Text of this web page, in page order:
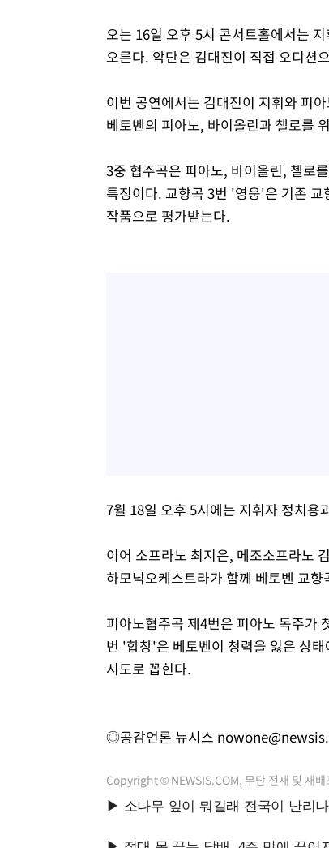
오는 16일 오후 5시 콘서트홀에서는
오른다. 악단은 김대진이 직접 오디션
이번 공연에서는 김대진이 지휘와 피
베토벤의 피아노, 바이올린과 첼로를
3중 협주곡은 피아노, 바이올린, 첼로
특징이다. 교향곡 3번 '영웅'은 기존
작품으로 평가받는다.
7월 18일 오후 5시에는 지휘자 정치용
이어 소프라노 최지은, 메조소프라노
하모닉오케스트라가 함께 베토벤 교
피아노협주곡 제4번은 피아노 독주가
번 '합창'은 베토벤이 청력을 잃은 상
시도로 꼽힌다.
◎공감언론 뉴시스
Copyright © NEWSIS.COM, 무단 전재 및 재배